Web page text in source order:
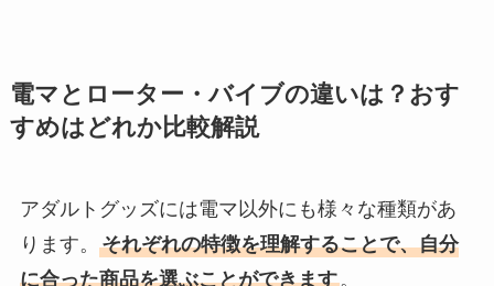
電マとローター・バイブの違いは？おす
すめはどれか比較解説
アダルトグッズには電マ以外にも様々な種類があ
ります。 それぞれの特徴を理解することで、自分
に合った商品を選ぶことができます。